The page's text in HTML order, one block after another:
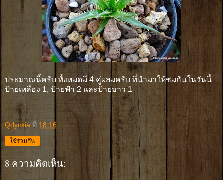
ประมาณนี้ครับ ทั้งหมดมี 4 คู่ผสมครับ ที่นำมาให้ชมกันในวันนี้
ป้ายเหลือง 1, ป้ายฟ้า 2 และป้ายขาว 1
Qdyckia ที่ 18:16
ใช้ร่วมกัน
8 ความคิดเห็น: